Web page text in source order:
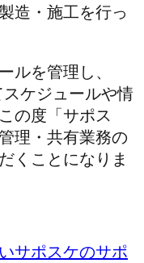
造・施工を行っ
ルを管理し、
ケジュールや情
の度「サポス
理・共有業務の
くことになりま
サポスケのサポ